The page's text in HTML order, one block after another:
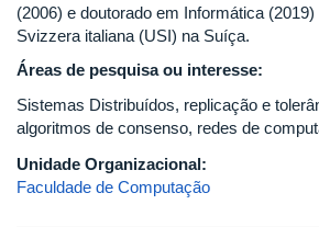
(2006) e doutorado em Informática
Svizzera italiana (USI) na Suíça.
Áreas de pesquisa ou interesse:
Sistemas Distribuídos, replicação e
algoritmos de consenso, redes de
Unidade Organizacional:
Faculdade de Computação